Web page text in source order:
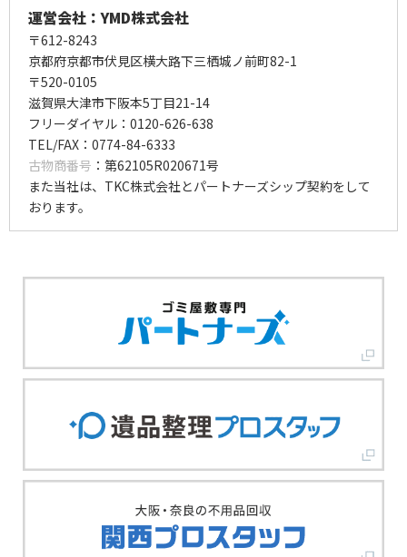
運営会社：YMD株式会社
〒612-8243
京都府京都市伏見区横大路下三栖城ノ前町82-1
〒520-0105
滋賀県大津市下阪本5丁目21-14
フリーダイヤル：0120-626-638
TEL/FAX：0774-84-6333
古物商番号 ：第62105R020671号
また当社は、TKC株式会社とパートナーズシップ契約をして
おります。